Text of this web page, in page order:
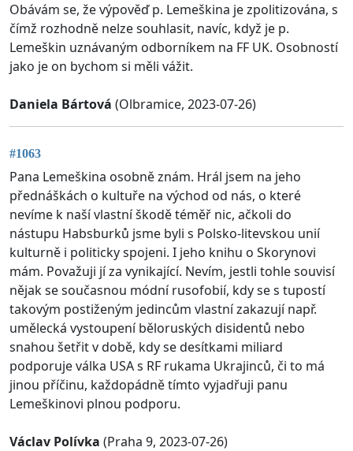
Obávám se, že výpověď p. Lemeškina je zpolitizována, s
čímž rozhodně nelze souhlasit, navíc, když je p.
Lemeškin uznávaným odborníkem na FF UK. Osobností
jako je on bychom si měli vážit.
Daniela Bártová (Olbramice, 2023-07-26)
#1063
Pana Lemeškina osobně znám. Hrál jsem na jeho
přednáškách o kultuře na východ od nás, o které
nevíme k naší vlastní škodě téměř nic, ačkoli do
nástupu Habsburků jsme byli s Polsko-litevskou unií
kulturně i politicky spojeni. I jeho knihu o Skorynovi
mám. Považuji jí za vynikající. Nevím, jestli tohle souvisí
nějak se současnou módní rusofobií, kdy se s tupostí
takovým postiženým jedincům vlastní zakazují např.
umělecká vystoupení běloruských disidentů nebo
snahou šetřit v době, kdy se desítkami miliard
podporuje válka USA s RF rukama Ukrajinců, či to má
jinou příčinu, každopádně tímto vyjadřuji panu
Lemeškinovi plnou podporu.
Václav Polívka (Praha 9, 2023-07-26)